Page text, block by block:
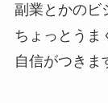
副業とかのビ
ちょっとうま
自信がつきま